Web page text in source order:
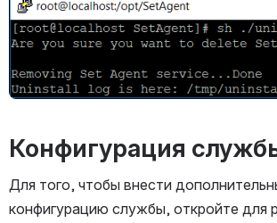
Конфигурация
Для того, чтобы внести
конфигурацию службы, откройте для